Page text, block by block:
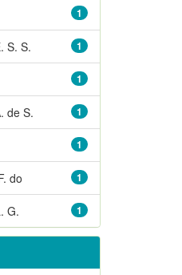
1
1
S. S.
1
1
de S.
1
1
do
1
G.